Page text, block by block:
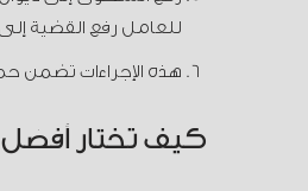
للعامل رفع القضية
هذه الإجراءات تضمن
كيف تختار